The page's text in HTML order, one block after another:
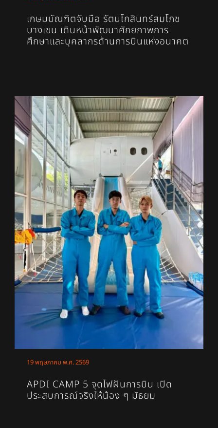
เกษมบัณฑิตจับมือ รัตนโกสินทร์สมโภช
บางเขน เดินหน้าพัฒนาศักยภาพการ
ศึกษาและบุคลากรด้านการบินแห่งอนาคต
19 พฤษภาคม พ.ศ. 2569
APDI CAMP 5 จุดไฟฝันการบิน เปิด
ประสบการณ์จริงให้น้อง ๆ มัธยม